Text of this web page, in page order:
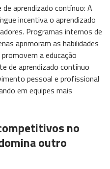
aprendizado contínuo: A
incentiva o aprendizado
Programas internos de
aprimoram as habilidades
a educação
de aprendizado contínuo
pessoal e profissional
em equipes mais
no
outro